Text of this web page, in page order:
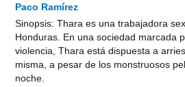
Paco Ramírez
Sinopsis: Thara es una trabajadora
Honduras. En una sociedad marcada
violencia, Thara está dispuesta a
misma, a pesar de los monstruosos
noche.